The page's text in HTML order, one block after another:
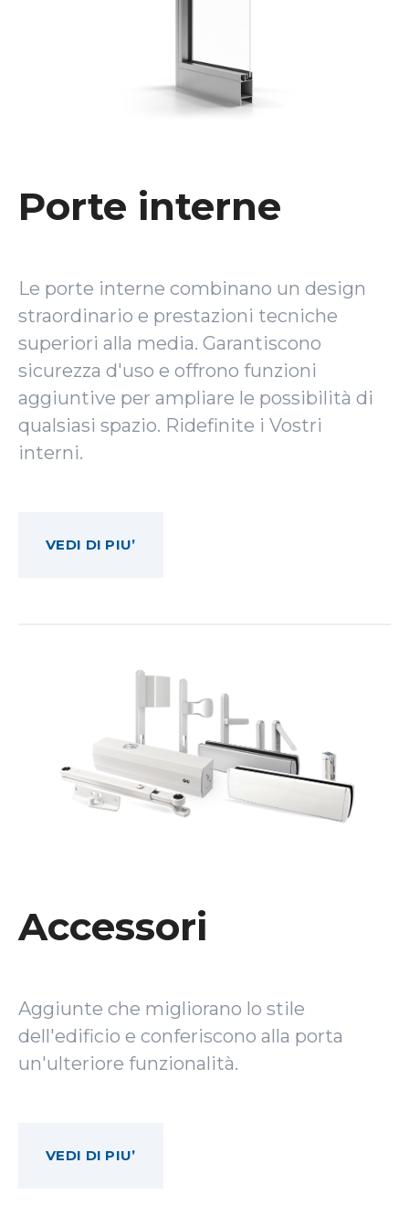
Porte interne
Le porte interne combinano un design
straordinario e prestazioni tecniche
superiori alla media. Garantiscono
sicurezza d'uso e offrono funzioni
aggiuntive per ampliare le possibilità di
qualsiasi spazio. Ridefinite i Vostri
interni.
VEDI DI PIU’
Accessori
Aggiunte che migliorano lo stile
dell'edificio e conferiscono alla porta
un'ulteriore funzionalità.
VEDI DI PIU’